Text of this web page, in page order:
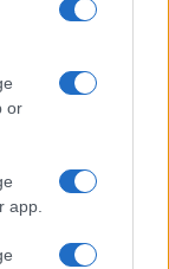
or
app.